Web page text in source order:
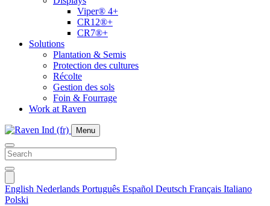
Viper® 4+
CR12®+
CR7®+
Solutions
Plantation & Semis
Protection des cultures
Récolte
Gestion des sols
Foin & Fourrage
Work at Raven
Menu
English Nederlands Português Español Deutsch Français Italiano
Polski